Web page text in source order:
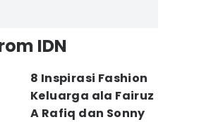
IDN
8 Inspirasi Fashion
Keluarga ala Fairuz
A Rafiq dan Sonny